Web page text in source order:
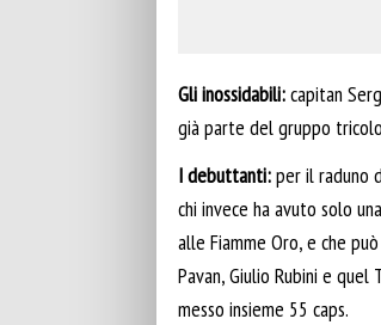
Gli inossidabili:capitan
già parte del gruppo
I debuttanti:per il raduno
chi invece ha avuto solo
alle Fiamme Oro, e che
Pavan, Giulio Rubini e
messo insieme 55 caps.